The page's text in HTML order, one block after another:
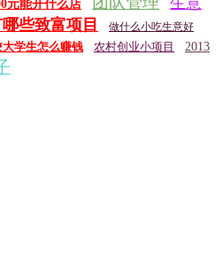
元能开什么店
些致富项目 做什么小吃生意好
大学生怎么赚钱 农村创业小项目
2013